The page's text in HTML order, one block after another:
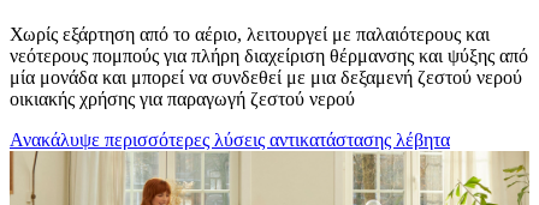
Χωρίς εξάρτηση από το αέριο, λειτουργεί με παλαιότερους και
νεότερους πομπούς για πλήρη διαχείριση θέρμανσης και ψύξης από
μία μονάδα και μπορεί να συνδεθεί με μια δεξαμενή ζεστού νερού
οικιακής χρήσης για παραγωγή ζεστού νερού
Ανακάλυψε περισσότερες λύσεις αντικατάστασης λέβητα